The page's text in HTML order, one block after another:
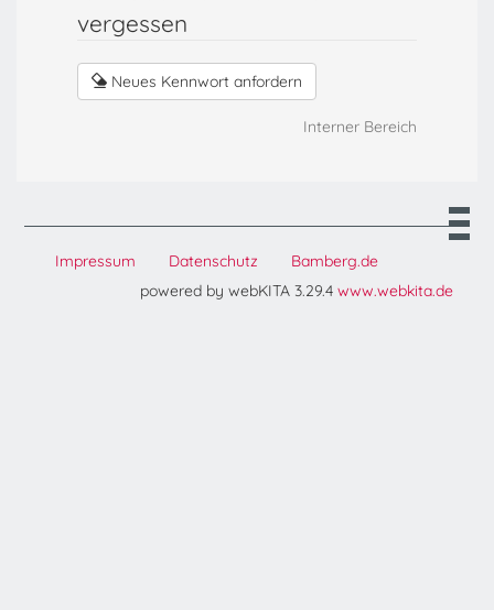
vergessen
Neues Kennwort anfordern
Interner Bereich
Impressum Datenschutz
Bamberg.de
powered by webKITA 3.29.4 www.webkita.de